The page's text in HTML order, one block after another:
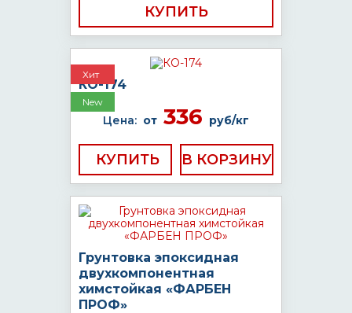
КУПИТЬ
Хит
New
КО-174
Цена: от 336 руб/кг
КУПИТЬ
Грунтовка эпоксидная
двухкомпонентная
химстойкая «ФАРБЕН
ПРОФ»